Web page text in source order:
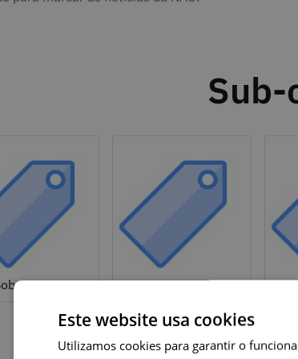
a NAU Evento
Este website usa cookies
Utilizamos cookies para garantir o